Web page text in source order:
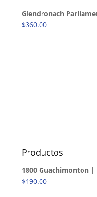
Glendronach
$360.00
Productos
1800 Guachimonton |
$190.00